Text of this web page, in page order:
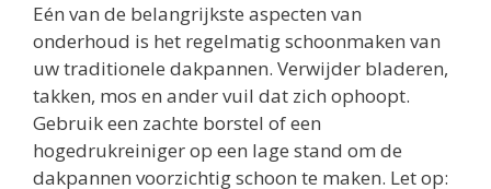
Eén van de belangrijkste aspecten van
onderhoud is het regelmatig schoonmaken van
uw traditionele dakpannen. Verwijder bladeren,
takken, mos en ander vuil dat zich ophoopt.
Gebruik een zachte borstel of een
hogedrukreiniger op een lage stand om de
dakpannen voorzichtig schoon te maken. Let op: